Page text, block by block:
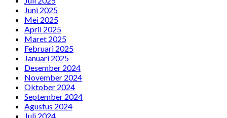
Juni 2025
Mei 2025
April 2025
Maret 2025
Februari 2025
Januari 2025
Desember 2024
November 2024
Oktober 2024
September 2024
Agustus 2024
Juli 2024